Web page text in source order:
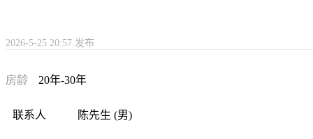
2026-5-25 20:57 发布
房龄 20年-30年
联系人 陈先生 (男)